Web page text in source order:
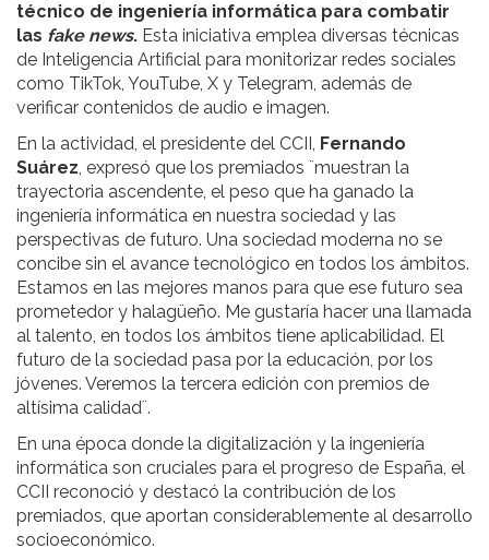
técnico de ingeniería informática para combatir
las fake news. Esta iniciativa emplea diversas técnicas
de Inteligencia Artificial para monitorizar redes sociales
como TikTok, YouTube, X y Telegram, además de
verificar contenidos de audio e imagen.
En la actividad, el presidente del CCII, Fernando
Suárez, expresó que los premiados ¨muestran la
trayectoria ascendente, el peso que ha ganado la
ingeniería informática en nuestra sociedad y las
perspectivas de futuro. Una sociedad moderna no se
concibe sin el avance tecnológico en todos los ámbitos.
Estamos en las mejores manos para que ese futuro sea
prometedor y halagüeño. Me gustaría hacer una llamada
al talento, en todos los ámbitos tiene aplicabilidad. El
futuro de la sociedad pasa por la educación, por los
jóvenes. Veremos la tercera edición con premios de
altísima calidad¨.
En una época donde la digitalización y la ingeniería
informática son cruciales para el progreso de España, el
CCII reconoció y destacó la contribución de los
premiados, que aportan considerablemente al desarrollo
socioeconómico.